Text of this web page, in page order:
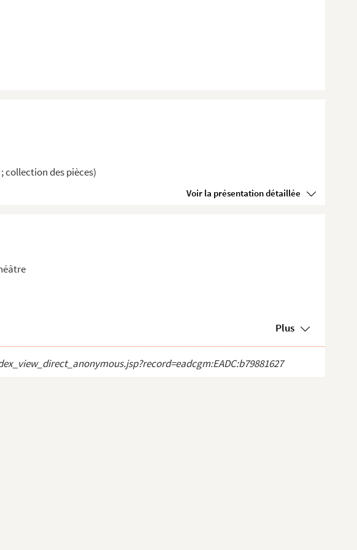
collection des pièces)
Voir la présentation détaillée
Plus